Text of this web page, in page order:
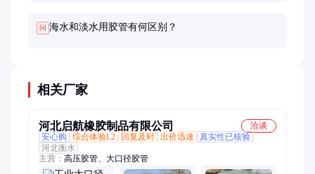
问 海水和淡水用胶管有何区别？
相关厂家
河北启航橡胶制品有限公司
洽谈
安心购
综合体验L2 回复及时 出价迅速
真实性已核验
河北衡水
主营： 高压胶管、大口径胶管